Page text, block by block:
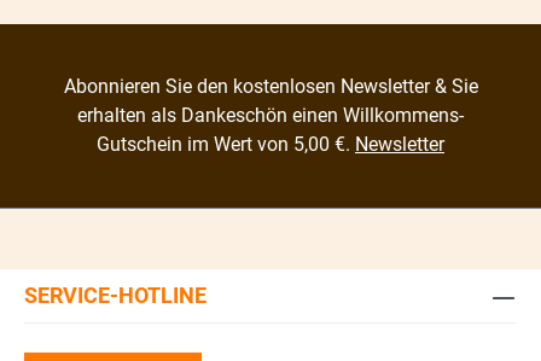
Abonnieren Sie den kostenlosen Newsletter & Sie
erhalten als Dankeschön einen Willkommens-
Gutschein im Wert von 5,00 €. Newsletter
SERVICE-HOTLINE